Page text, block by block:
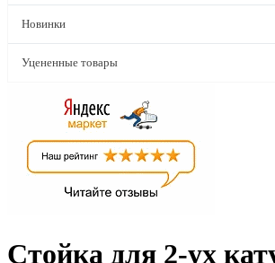
Новинки
Уцененные товары
Стойка для 2-ух